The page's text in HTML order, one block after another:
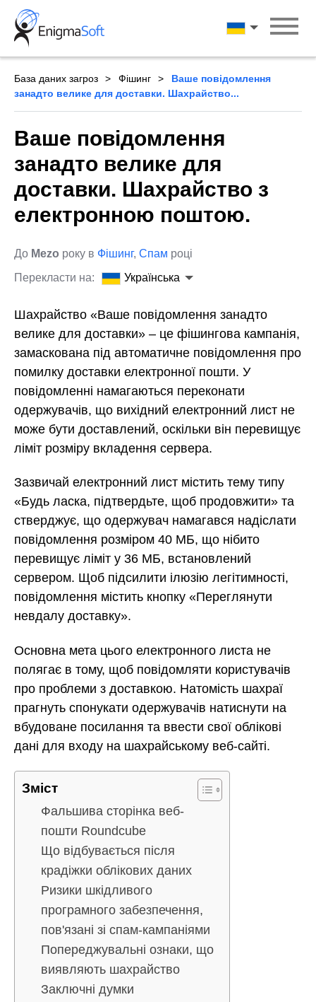
Skip
content
Українська
База даних загроз Фішинг
Ваше повідомлення
занадто велике для доставки. Шахрайство...
Ваше повідомлення
занадто велике для
доставки. Шахрайство з
електронною поштою.
До Mezo року в Фішинг, Спам році
Перекласти на:
Українська
Шахрайство «Ваше повідомлення занадто
велике для доставки» – це фішингова кампанія,
замаскована під автоматичне повідомлення про
помилку доставки електронної пошти. У
повідомленні намагаються переконати
одержувачів, що вихідний електронний лист не
може бути доставлений, оскільки він перевищує
ліміт розміру вкладення сервера.
Зазвичай електронний лист містить тему типу
«Будь ласка, підтвердьте, щоб продовжити» та
стверджує, що одержувач намагався надіслати
повідомлення розміром 40 МБ, що нібито
перевищує ліміт у 36 МБ, встановлений
сервером. Щоб підсилити ілюзію легітимності,
повідомлення містить кнопку «Переглянути
невдалу доставку».
Основна мета цього електронного листа не
полягає в тому, щоб повідомляти користувачів
про проблеми з доставкою. Натомість шахраї
прагнуть спонукати одержувачів натиснути на
вбудоване посилання та ввести свої облікові
дані для входу на шахрайському веб-сайті.
Зміст
Фальшива сторінка веб-
пошти Roundcube
Що відбувається після
крадіжки облікових даних
Ризики шкідливого
програмного забезпечення,
пов'язані зі спам-кампаніями
Попереджувальні ознаки, що
виявляють шахрайство
Заключні думки